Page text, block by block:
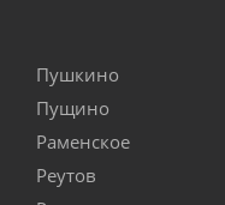
Пушкино
Пущино
Раменское
Реутов